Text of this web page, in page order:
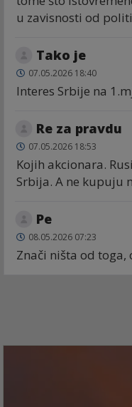
u zavisnosti od
Tako je
07.05.2026 18:40
Interes Srbije na
Re za pravdu
07.05.2026 18:53
Kojih akcionara.
Srbija. A ne kupuju
Ре
08.05.2026 07:23
Znači ništa od